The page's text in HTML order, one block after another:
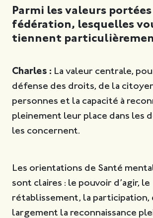
Parmi les valeurs
fédération, lesquelles
tiennent
Charles : La valeur centrale,
défense des droits, de la
personnes et la capacité à
pleinement leur place dans les
les concernent.
Les orientations de Santé
sont claires : le pouvoir d’agir, le
rétablissement, la participation,
largement la reconnaissance